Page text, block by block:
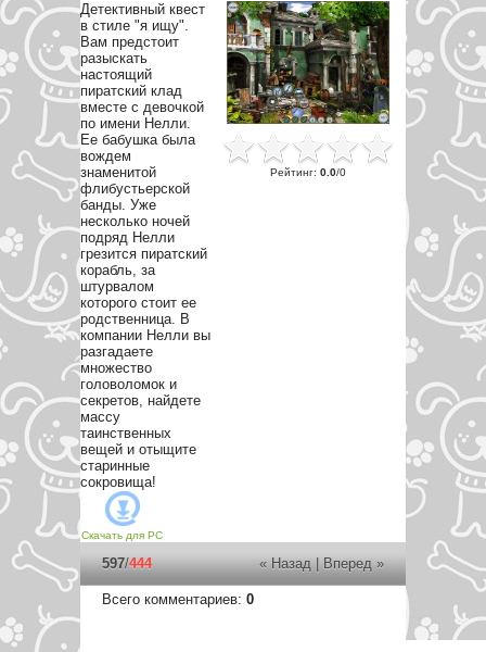
Детективный квест
в стиле "я ищу".
Вам предстоит
разыскать
настоящий
пиратский клад
вместе с девочкой
по имени Нелли.
Ее бабушка была
вождем
знаменитой
флибустьерской
банды. Уже
несколько ночей
подряд Нелли
грезится пиратский
корабль, за
штурвалом
которого стоит ее
родственница. В
компании Нелли вы
разгадаете
множество
головоломок и
секретов, найдете
массу
таинственных
вещей и отыщите
старинные
сокровища!
Скачать для PC
Рейтинг: 0.0/0
« Назад|Вперед »
597/444
Всего комментариев: 0